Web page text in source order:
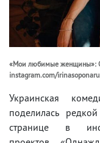
«Мои любимые женщины»:
instagram.com/irinasoponaru
Украинская
поделилась
странице в